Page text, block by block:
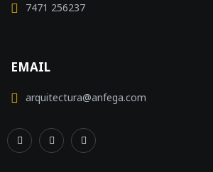
7471 256237
EMAIL
arquitectura@anfega.com